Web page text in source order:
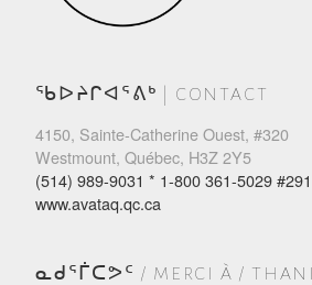
ᖃᐅᔨᒋᐊᕐᕕᒃ | CONTACT
4150, Sainte-Catherine Ouest, #320
Westmount, Québec, H3Z 2Y5
(514) 989-9031 * 1-800 361-5029 #291
www.avataq.qc.ca
ᓇᑯᕐᒦᑕᕗᑦ / MERCI À /